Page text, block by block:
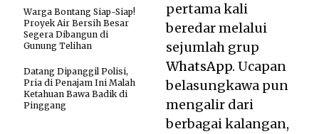
pertama kali
beredar melalui
sejumlah grup
WhatsApp. Ucapan
belasungkawa pun
mengalir dari
berbagai kalangan,
Warga Bontang Siap-Siap!
Proyek Air Bersih Besar
Segera Dibangun di
Gunung Telihan
Datang Dipanggil Polisi,
Pria di Penajam Ini Malah
Ketahuan Bawa Badik di
Pinggang